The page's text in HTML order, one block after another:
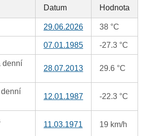
Datum Hodnota
29.06.2026 38 °C
07.01.1985 -27.3 °C
denní
28.07.2013 29.6 °C
12.01.1987 -22.3 °C
11.03.1971 19 km/h